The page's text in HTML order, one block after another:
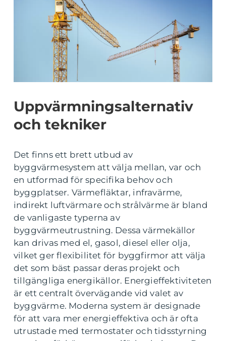
Uppvärmningsalternativ
och tekniker
Det finns ett brett utbud av
byggvärmesystem att välja mellan, var och
en utformad för specifika behov och
byggplatser. Värmefläktar, infravärme,
indirekt luftvärmare och strålvärme är bland
de vanligaste typerna av
byggvärmeutrustning. Dessa värmekällor
kan drivas med el, gasol, diesel eller olja,
vilket ger flexibilitet för byggfirmor att välja
det som bäst passar deras projekt och
tillgängliga energikällor. Energieffektiviteten
är ett centralt övervägande vid valet av
byggvärme. Moderna system är designade
för att vara mer energieffektiva och är ofta
utrustade med termostater och tidsstyrning